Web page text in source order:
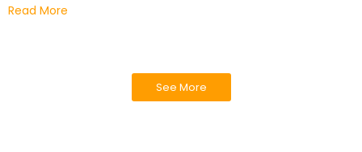
Read More
See More